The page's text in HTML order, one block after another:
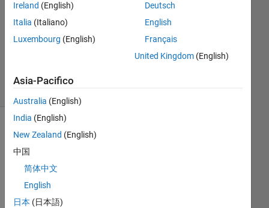
accettata
Aggiornato
Visualizzazioni
(30 giorni)
Mostra
meno
recenti
Ireland (English)
Italia (Italiano)
Luxembourg (English)
Deutsch
English
Français
United Kingdom(English)
Asia-Pacifico
Australia (English)
India (English)
New Zealand (English)
中国
简体中文
English
日本 (日本語)